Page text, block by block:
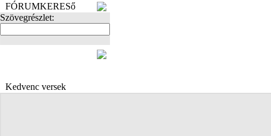
FÓRUMKERESő
Szövegrészlet:
Kedvenc versek